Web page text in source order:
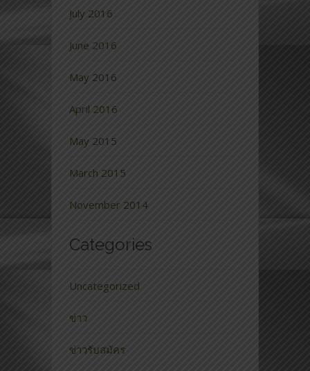
July 2016
June 2016
May 2016
April 2016
May 2015
March 2015
November 2014
Categories
Uncategorized
ข่าว
ข่าวรับสมัคร